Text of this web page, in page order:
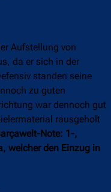
Aufstellung von
da er sich in der
standen seine
zu guten
war dennoch gut
rausgeholt
Note: 1-,
welcher den Einzug in